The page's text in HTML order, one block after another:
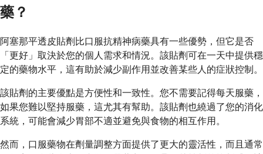
藥？
阿塞那平透皮貼劑比口服抗精神病藥具有一些優勢，但它是否
「更好」取決於您的個人需求和情況。該貼劑可在一天中提供穩
定的藥物水平，這有助於減少副作用並改善某些人的症狀控制。
該貼劑的主要優點是方便性和一致性。您不需要記得每天服藥，
如果您難以堅持服藥，這尤其有幫助。該貼劑也繞過了您的消化
系統，可能會減少胃部不適並避免與食物的相互作用。
然而，口服藥物在劑量調整方面提供了更大的靈活性，而且通常